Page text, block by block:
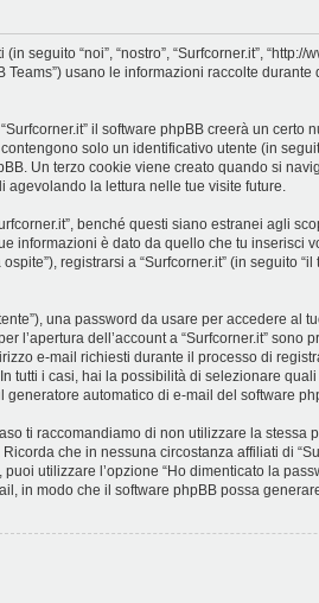
“noi”, “nostro”, “Surfcorner.it”, “http://
Teams”) usano le informazioni raccolte
il software phpBB creerà un certo
solo un identificativo utente (in
Un terzo cookie viene creato quando si
la lettura nelle tue visite future.
benché questi siano estranei agli
informazioni è dato da quello che tu inserisci
registrarsi a “Surfcorner.it” (in seguito
una password da usare per accedere al
l’apertura dell’account a “Surfcorner.it” sono
e-mail richiesti durante il processo di
tutti i casi, hai la possibilità di selezionare
generatore automatico di e-mail del software
ti raccomandiamo di non utilizzare la stessa
che in nessuna circostanza affiliati di
utilizzare l’opzione “Ho dimenticato la
in modo che il software phpBB possa